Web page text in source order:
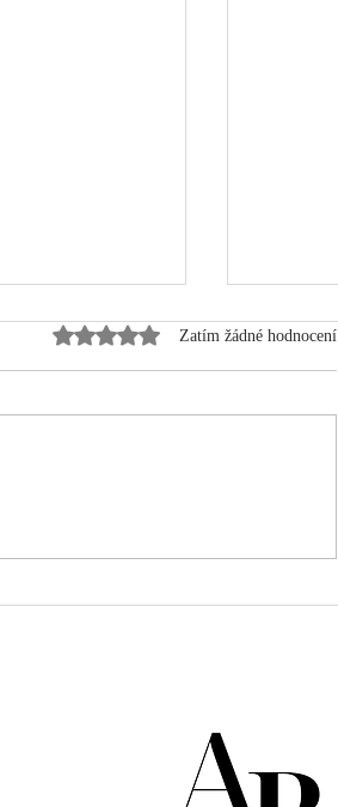
Hodnoceno 0 z 5 hvězdiček.
Zatím žádné hodnocení